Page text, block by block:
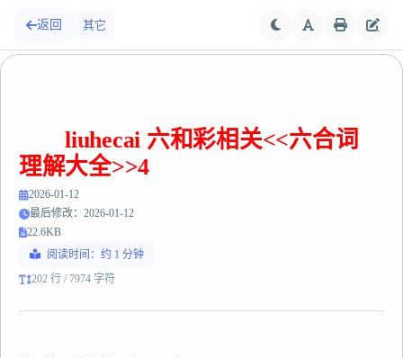
返回 其它
liuhecai 六和彩相关<<六合词
理解大全>>4
2026-01-12
最后修改：2026-01-12
22.6KB
阅读时间：约 1 分钟
202 行 / 7974 字符